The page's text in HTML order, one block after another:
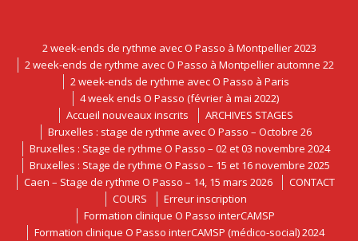
2 week-ends de rythme avec O Passo à Montpellier 2023
2 week-ends de rythme avec O Passo à Montpellier automne 22
2 week-ends de rythme avec O Passo à Paris
4 week ends O Passo (février à mai 2022)
Accueil nouveaux inscrits
ARCHIVES STAGES
Bruxelles : stage de rythme avec O Passo – Octobre 26
Bruxelles : Stage de rythme O Passo – 02 et 03 novembre 2024
Bruxelles : Stage de rythme O Passo – 15 et 16 novembre 2025
Caen – Stage de rythme O Passo – 14, 15 mars 2026
CONTACT
COURS
Erreur inscription
Formation clinique O Passo interCAMSP
Formation clinique O Passo interCAMSP (médico-social) 2024